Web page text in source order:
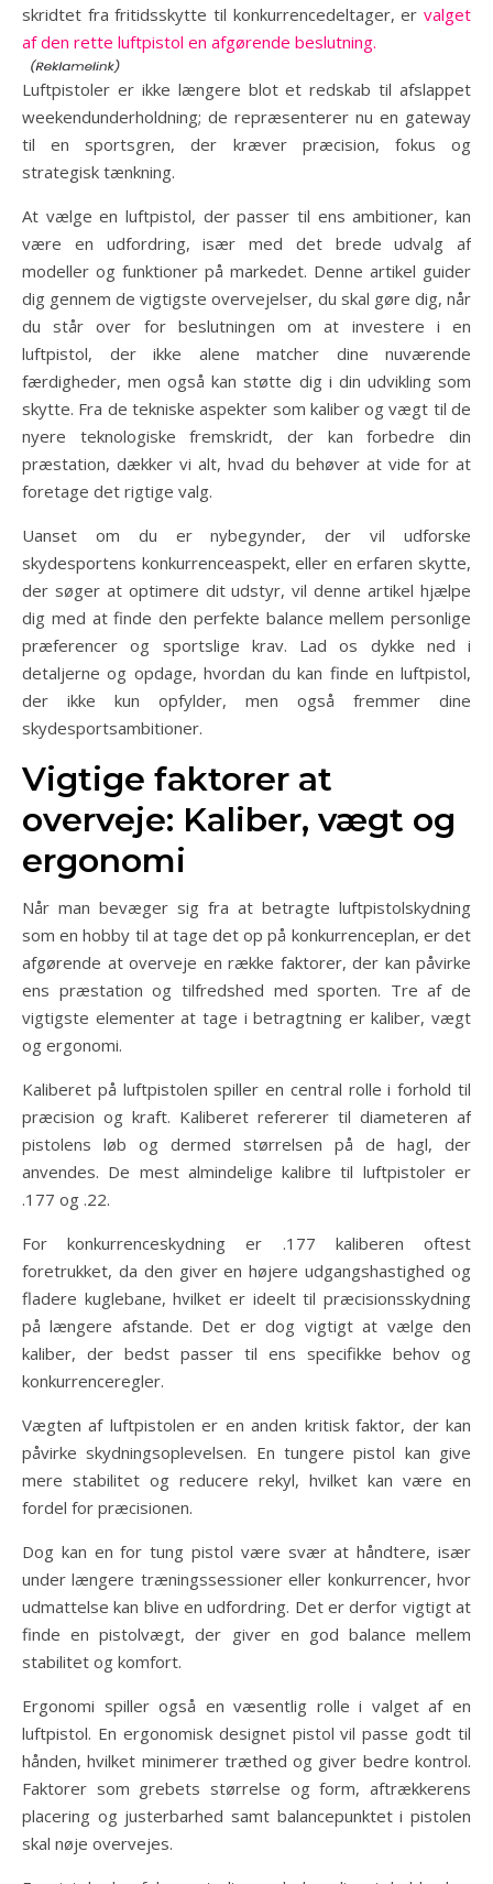
skridtet fra fritidsskytte til konkurrencedeltager, er valget
af den rette luftpistol en afgørende beslutning.
Luftpistoler er ikke længere blot et redskab til afslappet
weekendunderholdning; de repræsenterer nu en gateway
til en sportsgren, der kræver præcision, fokus og
strategisk tænkning.
At vælge en luftpistol, der passer til ens ambitioner, kan
være en udfordring, især med det brede udvalg af
modeller og funktioner på markedet. Denne artikel guider
dig gennem de vigtigste overvejelser, du skal gøre dig, når
du står over for beslutningen om at investere i en
luftpistol, der ikke alene matcher dine nuværende
færdigheder, men også kan støtte dig i din udvikling som
skytte. Fra de tekniske aspekter som kaliber og vægt til de
nyere teknologiske fremskridt, der kan forbedre din
præstation, dækker vi alt, hvad du behøver at vide for at
foretage det rigtige valg.
Uanset om du er nybegynder, der vil udforske
skydesportens konkurrenceaspekt, eller en erfaren skytte,
der søger at optimere dit udstyr, vil denne artikel hjælpe
dig med at finde den perfekte balance mellem personlige
præferencer og sportslige krav. Lad os dykke ned i
detaljerne og opdage, hvordan du kan finde en luftpistol,
der ikke kun opfylder, men også fremmer dine
skydesportsambitioner.
Vigtige faktorer at
overveje: Kaliber, vægt og
ergonomi
Når man bevæger sig fra at betragte luftpistolskydning
som en hobby til at tage det op på konkurrenceplan, er det
afgørende at overveje en række faktorer, der kan påvirke
ens præstation og tilfredshed med sporten. Tre af de
vigtigste elementer at tage i betragtning er kaliber, vægt
og ergonomi.
Kaliberet på luftpistolen spiller en central rolle i forhold til
præcision og kraft. Kaliberet refererer til diameteren af
pistolens løb og dermed størrelsen på de hagl, der
anvendes. De mest almindelige kalibre til luftpistoler er
.177 og .22.
For konkurrenceskydning er .177 kaliberen oftest
foretrukket, da den giver en højere udgangshastighed og
fladere kuglebane, hvilket er ideelt til præcisionsskydning
på længere afstande. Det er dog vigtigt at vælge den
kaliber, der bedst passer til ens specifikke behov og
konkurrenceregler.
Vægten af luftpistolen er en anden kritisk faktor, der kan
påvirke skydningsoplevelsen. En tungere pistol kan give
mere stabilitet og reducere rekyl, hvilket kan være en
fordel for præcisionen.
Dog kan en for tung pistol være svær at håndtere, især
under længere træningssessioner eller konkurrencer, hvor
udmattelse kan blive en udfordring. Det er derfor vigtigt at
finde en pistolvægt, der giver en god balance mellem
stabilitet og komfort.
Ergonomi spiller også en væsentlig rolle i valget af en
luftpistol. En ergonomisk designet pistol vil passe godt til
hånden, hvilket minimerer træthed og giver bedre kontrol.
Faktorer som grebets størrelse og form, aftrækkerens
placering og justerbarhed samt balancepunktet i pistolen
skal nøje overvejes.